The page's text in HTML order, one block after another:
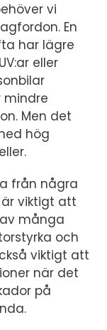
vi
En
har lägre
eller
mindre
Men det
hög
från några
är viktigt att
många
och
viktigt att
när det
på